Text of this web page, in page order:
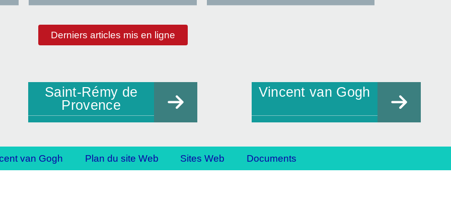
Derniers articles mis en ligne
Saint-Rémy de
Provence
Vincent van Gogh
van Gogh Plan du site Web Sites Web Documents